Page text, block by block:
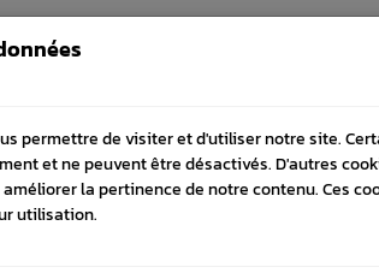
permettre de visiter et d'utiliser notre site.
et ne peuvent être désactivés. D'autres
la pertinence de notre contenu. Ces
utilisation.